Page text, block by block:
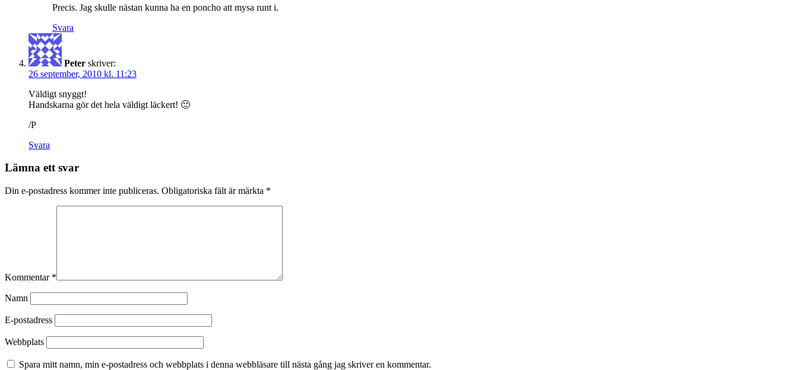
Precis. Jag skulle nästan kunna ha en poncho att mysa runt i.
Svara
Peter skriver:
26 september, 2010 kl. 11:23
Väldigt snyggt!
Handskarna gör det hela väldigt läckert! 🙂
/P
Svara
Lämna ett svar
Din e-postadress kommer inte publiceras. Obligatoriska fält är märkta *
Kommentar *
Namn
E-postadress
Webbplats
Spara mitt namn, min e-postadress och webbplats i denna webbläsare till nästa gång jag skriver en kommentar.